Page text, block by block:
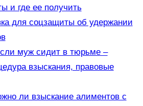
и где ее получить
для соцзащиты об удержании
муж сидит в тюрьме –
взыскания, правовые
ли взыскание алиментов с